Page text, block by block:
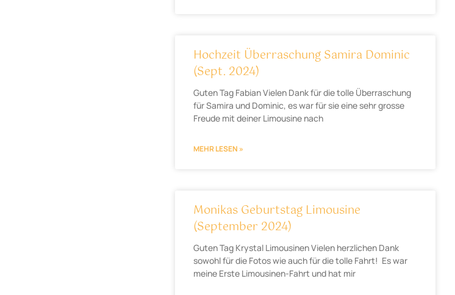
Hochzeit Überraschung Samira Dominic
(Sept. 2024)
Guten Tag Fabian Vielen Dank für die tolle Überraschung
für Samira und Dominic, es war für sie eine sehr grosse
Freude mit deiner Limousine nach
MEHR LESEN »
Monikas Geburtstag Limousine
(September 2024)
Guten Tag Krystal Limousinen Vielen herzlichen Dank
sowohl für die Fotos wie auch für die tolle Fahrt! Es war
meine Erste Limousinen-Fahrt und hat mir